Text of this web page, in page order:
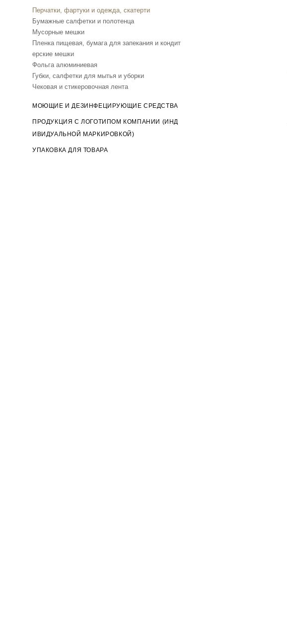
Перчатки, фартуки и одежда, скатерти
Бумажные салфетки и полотенца
Мусорные мешки
Пленка пищевая, бумага для запекания и кондит
ерские мешки
Фольга алюминиевая
Губки, салфетки для мытья и уборки
Чековая и стикеровочная лента
МОЮЩИЕ И ДЕЗИНФЕЦИРУЮЩИЕ СРЕДСТВА
ПРОДУКЦИЯ С ЛОГОТИПОМ КОМПАНИИ (ИНД
ИВИДУАЛЬНОЙ МАРКИРОВКОЙ)
УПАКОВКА ДЛЯ ТОВАРА